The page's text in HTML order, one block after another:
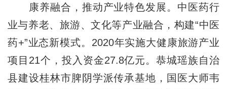
康养融合，推动产业特色发展。中医药行
业与养老、旅游、文化等产业融合，构建“中医
药+”业态新模式。2020年实施大健康旅游产业
项目21个，投入资金27.8亿元。恭城瑶族自治
县建设桂林市脾阴学派传承基地，国医大师韦